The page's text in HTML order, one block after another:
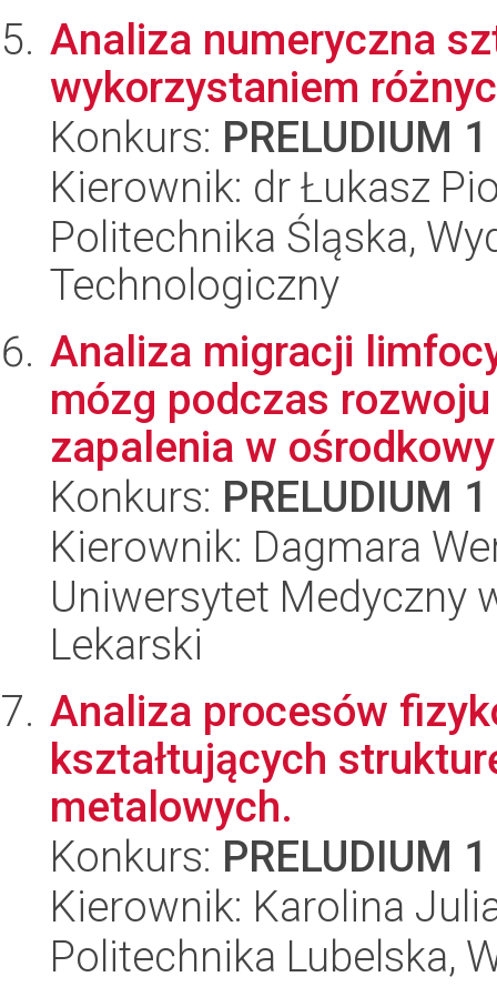
Analiza numeryczna
wykorzystaniem
Konkurs: PRELUDIUM 1
Kierownik: dr Łukasz
Politechnika Śląska,
Technologiczny
Analiza migracji
mózg podczas
zapalenia w
Konkurs: PRELUDIUM 1
Kierownik: Dagmara
Uniwersytet Medyczny
Lekarski
Analiza procesów
kształtujących
metalowych.
Konkurs: PRELUDIUM 1
Kierownik: Karolina
Politechnika Lubelska,